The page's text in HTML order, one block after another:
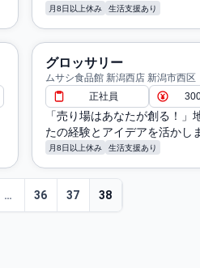
月8日以上休み 生活支援あり
グロッサリー
ムサシ食品館 新潟西店 新潟市西区
正社員
「売り場はあなたが創る！
たの経験とアイデアを活かし
月8日以上休み 生活支援あり
… 36 37 38